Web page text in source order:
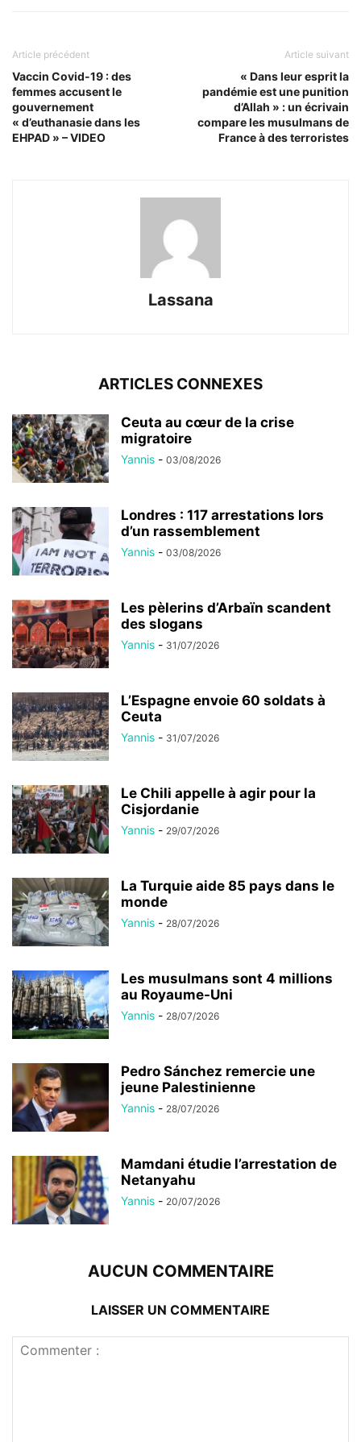
Article précédent
Vaccin Covid-19 : des
femmes accusent le
gouvernement
« d’euthanasie dans les
EHPAD » – VIDEO
Article suivant
« Dans leur esprit la
pandémie est une punition
d’Allah » : un écrivain
compare les musulmans de
France à des terroristes
Lassana
ARTICLES CONNEXES
Ceuta au cœur de la crise
migratoire
Yannis - 03/08/2026
Londres : 117 arrestations lors
d’un rassemblement
Yannis - 03/08/2026
Les pèlerins d’Arbaïn scandent
des slogans
Yannis - 31/07/2026
L’Espagne envoie 60 soldats à
Ceuta
Yannis - 31/07/2026
Le Chili appelle à agir pour la
Cisjordanie
Yannis - 29/07/2026
La Turquie aide 85 pays dans le
monde
Yannis - 28/07/2026
Les musulmans sont 4 millions
au Royaume-Uni
Yannis - 28/07/2026
Pedro Sánchez remercie une
jeune Palestinienne
Yannis - 28/07/2026
Mamdani étudie l’arrestation de
Netanyahu
Yannis - 20/07/2026
AUCUN COMMENTAIRE
LAISSER UN COMMENTAIRE